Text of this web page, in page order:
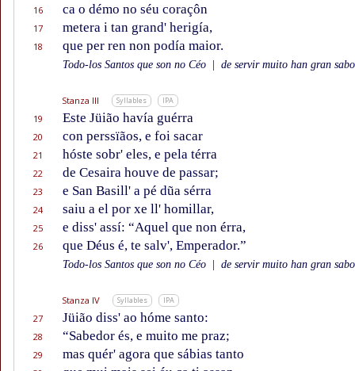
16 ca o démo no séu coraçôn
17 metera i tan grand' herigía,
18 que per ren non podía maior.
Todo-los Santos que son no Céo de servir muito han gran
Stanza III Syllables IPA
19 Este Jüião havía guérra
20 con perssïãos, e foi sacar
21 hóste sobr' eles, e pela térra
22 de Cesaira houve de passar;
23 e San Basill' a pé dũa sérra
24 saiu a el por xe ll' homillar,
25 e diss' assí: “Aquel que non érra,
26 que Déus é, te salv', Emperador.”
Todo-los Santos que son no Céo de servir muito han gran
Stanza IV Syllables IPA
27 Jüião diss' ao hóme santo:
28 “Sabedor és, e muito me praz;
29 mas quér' agora que sábias tanto